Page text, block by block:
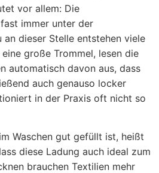
vor allem: Die
immer unter der
an dieser Stelle entstehen viele
große Trommel, lesen die
automatisch davon aus, dass
auch genauso locker
in der Praxis oft nicht so
Waschen gut gefüllt ist, heißt
diese Ladung auch ideal zum
brauchen Textilien mehr